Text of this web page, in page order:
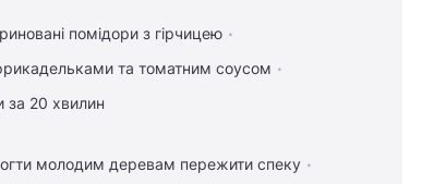
помідори з гірчицею
та томатним соусом
за 20 хвилин
молодим деревам пережити спеку